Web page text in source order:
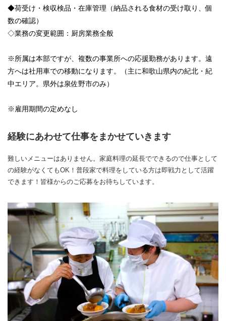
◆荷受け・検収検品・在庫管理（納品される食材の受け取り、個
数の確認）
◇業務の変更範囲：厨房業務全般
※所属は本部ですが、複数の事業所への応援勤務があります。遠
方へは社用車での移動になります。（主に和歌山県内の紀北・紀
中エリア。県外は泉佐野市のみ）
※雇用期間の定めなし
経験にあわせて仕事をまかせていきます
難しいメニューはありません。家庭料理の延長でできるので仕事として
の経験がなくてもOK！普段家で料理をしている方は即戦力として活躍
できます！皆様からのご応募をお待ちしています。